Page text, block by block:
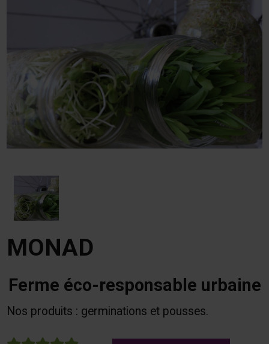
MONAD
Ferme éco-responsable urbaine
Nos produits : germinations et pousses.